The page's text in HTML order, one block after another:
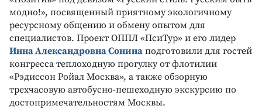
модно!», посвященный приятному экологичному
ресурсному общению и обмену опытом для
специалистов. Проект ОППЛ «ПсиТур» и его лидер
Инна Александровна Сонина подготовили для гостей
конгресса теплоходную прогулку от флотилии
«Рэдиссон Ройал Москва», а также обзорную
трехчасовую автобусно-пешеходную экскурсию по
достопримечательностям Москвы.